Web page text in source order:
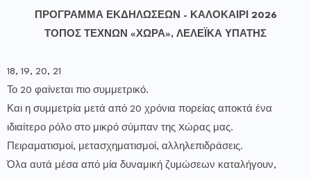
ΠΡΟΓΡΑΜΜΑ ΕΚΔΗΛΩΣΕΩΝ - ΚΑΛΟΚΑΙΡΙ 2026
ΤΟΠΟΣ ΤΕΧΝΩΝ «ΧΩΡΑ», ΛΕΛΕΪΚΑ ΥΠΑΤΗΣ
18, 19, 20, 21
Το 20 φαίνεται πιο συμμετρικό.
Και η συμμετρία μετά από 20 χρόνια πορείας αποκτά ένα
ιδιαίτερο ρόλο στο μικρό σύμπαν της Xώρας μας.
Πειραματισμοί, μετασχηματισμοί, αλληλεπιδράσεις.
Όλα αυτά μέσα από μία δυναμική ζυμώσεων καταλήγουν,